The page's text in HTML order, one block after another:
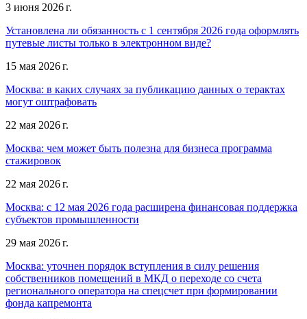
3 июня 2026 г.
Установлена ли обязанность с 1 сентября 2026 года оформлять
путевые листы только в электронном виде?
15 мая 2026 г.
Москва: в каких случаях за публикацию данных о терактах
могут оштрафовать
22 мая 2026 г.
Москва: чем может быть полезна для бизнеса программа
стажировок
22 мая 2026 г.
Москва: с 12 мая 2026 года расширена финансовая поддержка
субъектов промышленности
29 мая 2026 г.
Москва: уточнен порядок вступления в силу решения
собственников помещений в МКД о переходе со счета
регионального оператора на спецсчет при формировании
фонда капремонта